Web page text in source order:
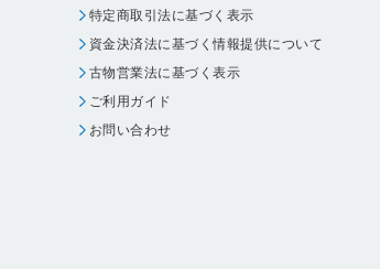
特定商取引法に基づく表示
資金決済法に基づく情報提供について
古物営業法に基づく表示
ご利用ガイド
お問い合わせ